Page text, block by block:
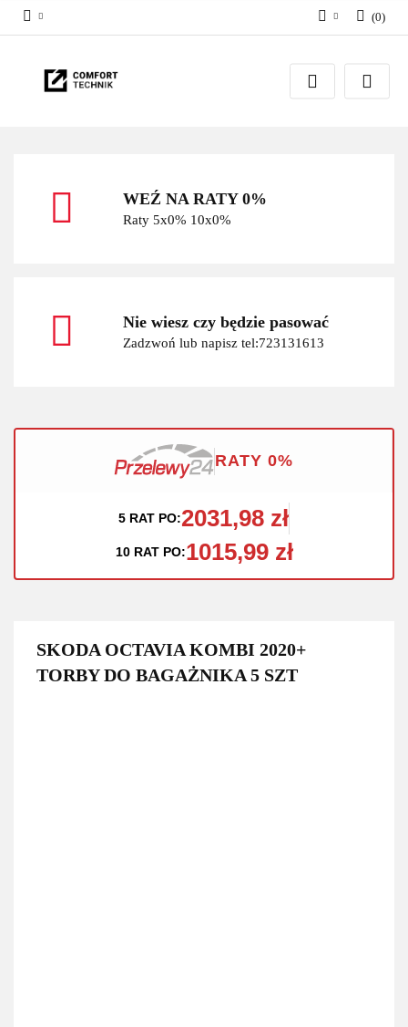
Zaloguj się
Zarejestruj się
(0)
WEŹ NA RATY 0%
Raty 5x0% 10x0%
Nie wiesz czy będzie pasować
Zadzwoń lub napisz tel:723131613
RATY 0%
5 RAT PO:2031,98 zł
10 RAT PO:1015,99 zł
SKODA OCTAVIA KOMBI 2020+
TORBY DO BAGAŻNIKA 5 SZT